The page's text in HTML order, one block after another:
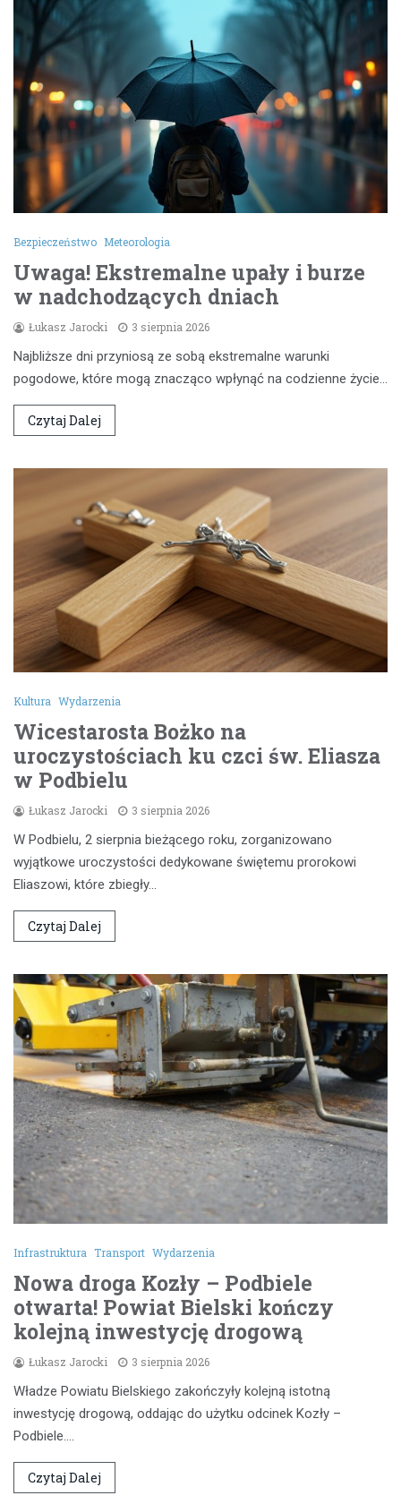
Bezpieczeństwo Meteorologia
Uwaga! Ekstremalne upały i burze
w nadchodzących dniach
Łukasz Jarocki 3 sierpnia 2026
Najbliższe dni przyniosą ze sobą ekstremalne warunki
pogodowe, które mogą znacząco wpłynąć na codzienne życie…
Czytaj Dalej
Kultura Wydarzenia
Wicestarosta Bożko na
uroczystościach ku czci św. Eliasza
w Podbielu
Łukasz Jarocki 3 sierpnia 2026
W Podbielu, 2 sierpnia bieżącego roku, zorganizowano
wyjątkowe uroczystości dedykowane świętemu prorokowi
Eliaszowi, które zbiegły…
Czytaj Dalej
Infrastruktura Transport Wydarzenia
Nowa droga Kozły – Podbiele
otwarta! Powiat Bielski kończy
kolejną inwestycję drogową
Łukasz Jarocki 3 sierpnia 2026
Władze Powiatu Bielskiego zakończyły kolejną istotną
inwestycję drogową, oddając do użytku odcinek Kozły –
Podbiele.…
Czytaj Dalej